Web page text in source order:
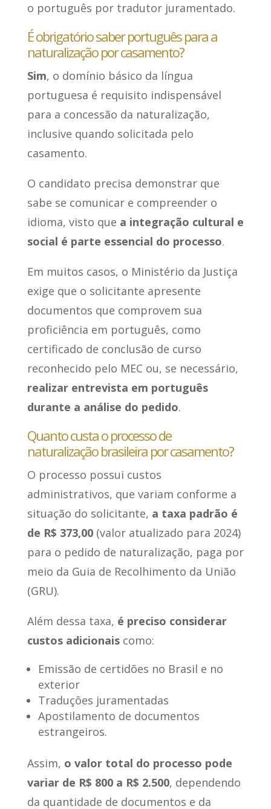
o português por tradutor juramentado.
É obrigatório saber português para a
naturalização por casamento?
Sim, o domínio básico da língua
portuguesa é requisito indispensável
para a concessão da naturalização,
inclusive quando solicitada pelo
casamento.
O candidato precisa demonstrar que
sabe se comunicar e compreender o
idioma, visto que a integração cultural e
social é parte essencial do processo.
Em muitos casos, o Ministério da Justiça
exige que o solicitante apresente
documentos que comprovem sua
proficiência em português, como
certificado de conclusão de curso
reconhecido pelo MEC ou, se necessário,
realizar entrevista em português
durante a análise do pedido.
Quanto custa o processo de
naturalização brasileira por casamento?
O processo possui custos
administrativos, que variam conforme a
situação do solicitante, a taxa padrão é
de R$ 373,00(valor atualizado para 2024)
para o pedido de naturalização, paga por
meio da Guia de Recolhimento da União
(GRU).
Além dessa taxa, é preciso considerar
custos adicionaiscomo:
Emissão de certidões no Brasil e no
exterior
Traduções juramentadas
Apostilamento de documentos
estrangeiros.
Assim, o valor total do processo pode
variar de R$ 800 a R$ 2.500, dependendo
da quantidade de documentos e da